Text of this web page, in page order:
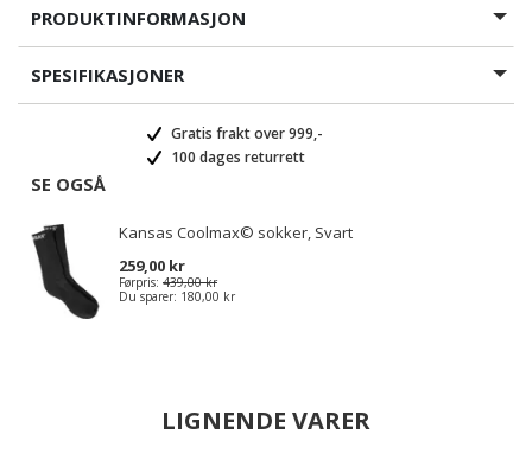
PRODUKTINFORMASJON
SPESIFIKASJONER
Gratis frakt over 999,-
100 dages returrett
SE OGSÅ
Kansas Coolmax© sokker, Svart
259,00 kr
Førpris: 439,00 kr
Du sparer: 180,00 kr
LIGNENDE VARER